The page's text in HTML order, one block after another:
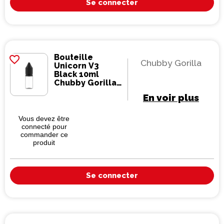
Se connecter
favorite_border
Bouteille
Unicorn V3
Black 10ml
Chubby Gorilla
Chubby Gorilla
En voir plus
Vous devez être
connecté pour
commander ce
produit
Se connecter